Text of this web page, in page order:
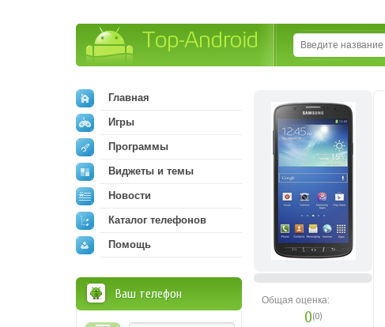
Общая оценка:
0(0)
Главная
Игры
Программы
Виджеты и темы
Новости
Каталог телефонов
Помощь
Ваш телефон